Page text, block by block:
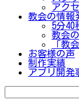
アク
教会の情報
5分
教会
「教
お客様の声
制作実績
アプリ開発